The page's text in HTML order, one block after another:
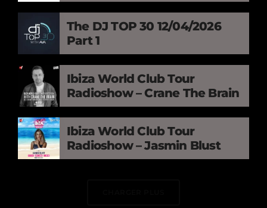
The DJ TOP 30 12/04/2026
Part 1
Ibiza World Club Tour
Radioshow – Crane The Brain
Ibiza World Club Tour
Radioshow – Jasmin Blust